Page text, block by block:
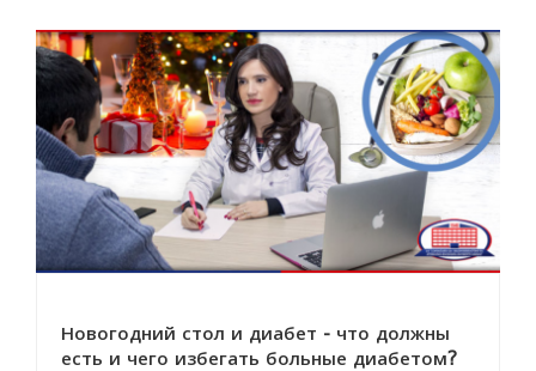
Новогодний стол и диабет - что должны
есть и чего избегать больные диабетом?